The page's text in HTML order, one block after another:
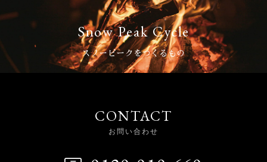
Snow Peak Cycle
スノーピークをつくるもの
CONTACT
お問い合わせ